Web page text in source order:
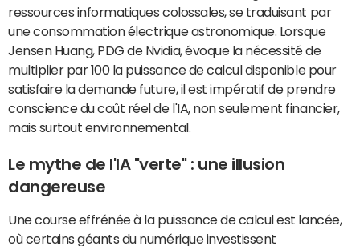
ressources informatiques colossales, se traduisant par
une consommation électrique astronomique. Lorsque
Jensen Huang, PDG de Nvidia, évoque la nécessité de
multiplier par 100 la puissance de calcul disponible pour
satisfaire la demande future, il est impératif de prendre
conscience du coût réel de l'IA, non seulement financier,
mais surtout environnemental.
Le mythe de l'IA "verte" : une illusion
dangereuse
Une course effrénée à la puissance de calcul est lancée,
où certains géants du numérique investissent